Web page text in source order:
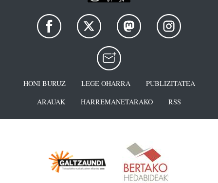
HONI BURUZ LEGE OHARRA
PUBLIZITATEA
ARAUAK
HARREMANETARAKO RSS